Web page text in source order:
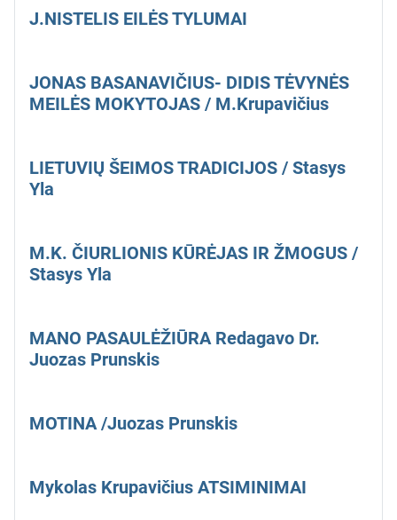
J.NISTELIS EILĖS TYLUMAI
JONAS BASANAVIČIUS- DIDIS TĖVYNĖS
MEILĖS MOKYTOJAS / M.Krupavičius
LIETUVIŲ ŠEIMOS TRADICIJOS / Stasys
Yla
M.K. ČIURLIONIS KŪRĖJAS IR ŽMOGUS /
Stasys Yla
MANO PASAULĖŽIŪRA Redagavo Dr.
Juozas Prunskis
MOTINA /Juozas Prunskis
Mykolas Krupavičius ATSIMINIMAI